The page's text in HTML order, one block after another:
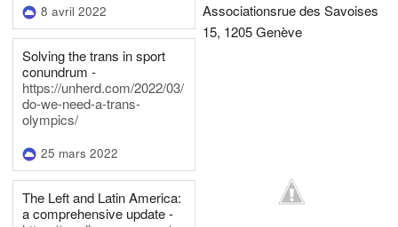
8 avril 2022
Solving the trans in sport
conundrum -
https://unherd.com/2022/03/
do-we-need-a-trans-
olympics/
25 mars 2022
The Left and Latin America:
a comprehensive update -
Associationsrue des Savoises
15, 1205 Genève